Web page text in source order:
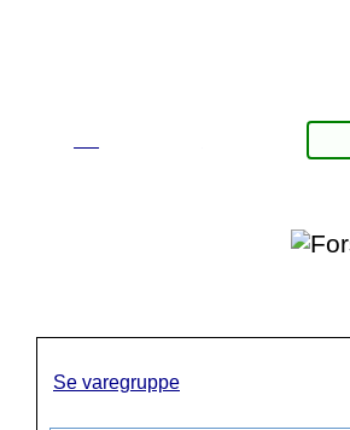
Se varegruppe